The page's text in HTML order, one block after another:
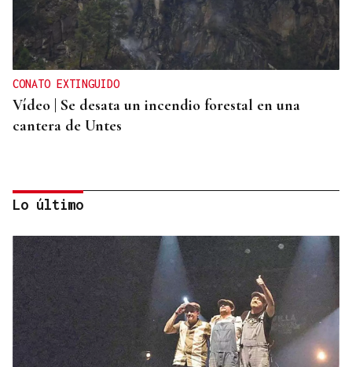
CONATO EXTINGUIDO
Vídeo | Se desata un incendio forestal en una
cantera de Untes
ENTREVISTA
Lo último